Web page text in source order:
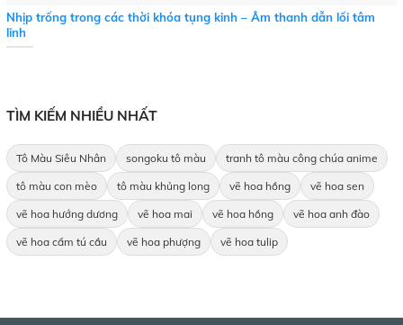
Nhịp trống trong các thời khóa tụng kinh – Âm thanh dẫn lối tâm
linh
TÌM KIẾM NHIỀU NHẤT
Tô Màu Siêu Nhân songoku tô màu tranh tô màu công chúa anime
tô màu con mèo tô màu khủng long vẽ hoa hồng vẽ hoa sen
vẽ hoa hướng dương vẽ hoa mai vẽ hoa hồng vẽ hoa anh đào
vẽ hoa cẩm tú cầu vẽ hoa phượng vẽ hoa tulip